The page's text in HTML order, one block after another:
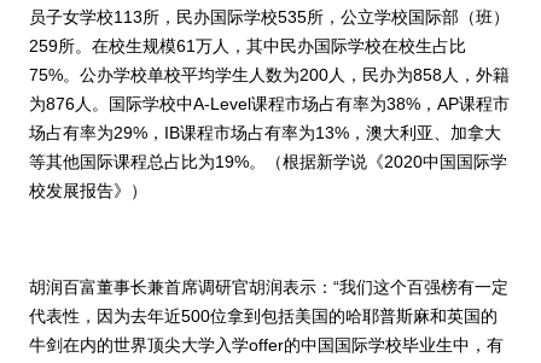
员子女学校113所，民办国际学校535所，公立学校国际部（班）
259所。在校生规模61万人，其中民办国际学校在校生占比
75%。公办学校单校平均学生人数为200人，民办为858人，外籍
为876人。国际学校中A-Level课程市场占有率为38% ， AP课程市
场占有率为29% ， IB课程市场占有率为13% ，澳大利亚、加拿大
等其他国际课程总占比为19%。（根据新学说《2020中国国际学
校发展报告》）
胡润百富董事长兼首席调研官胡润表示：“我们这个百强榜有一定
代表性，因为去年近500位拿到包括美国的哈耶普斯麻和英国的
牛剑在内的世界顶尖大学入学offer的中国国际学校毕业生中，有